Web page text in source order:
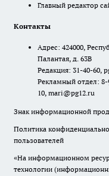
Главный редактор
Контакты
Адрес: 424000,
Палантая, д. 63В
Редакция: 31-40-60,
Рекламный отдел: 8-
10, mari@pg12.ru
Знак информационной
Политика
пользователей
«На информационном
технологии